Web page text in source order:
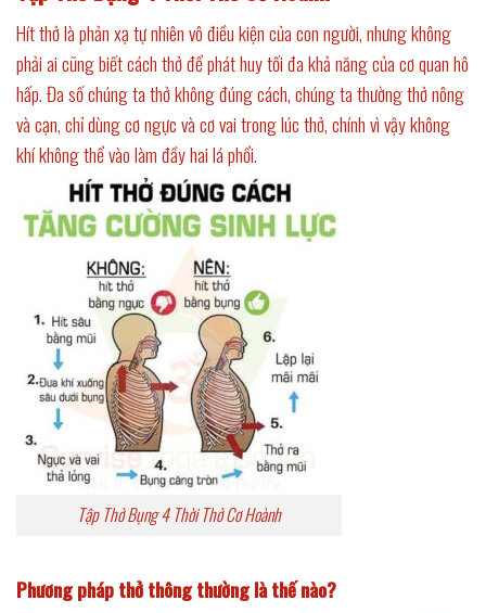
Hít thở là phản xạ tự nhiên vô điều kiện của con người, nhưng không
phải ai cũng biết cách thở để phát huy tối đa khả năng của cơ quan hô
hấp. Đa số chúng ta thở không đúng cách, chúng ta thường thở nông
và cạn, chỉ dùng cơ ngực và cơ vai trong lúc thở, chính vì vậy không
khí không thể vào làm đầy hai lá phổi.
Tập Thở Bụng 4 Thời Thở Cơ Hoành
Phương pháp thở thông thường là thế nào?